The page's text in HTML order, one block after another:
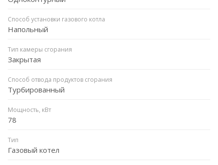
Способ установки газового котла
Напольный
Тип камеры сгорания
Закрытая
Способ отвода продуктов сгорания
Турбированный
Мощность, кВт
78
Тип
Газовый котел